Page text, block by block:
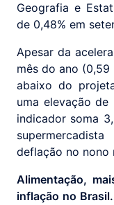
Geografia e
de 0,48% em
Apesar da
mês do ano
abaixo do
uma elevação
indicador soma
deflação no nono
Alimentação,
inflação no